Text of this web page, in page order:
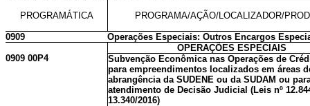
PROGRAMÁTICA PROGRAMA/AÇÃO/LOCALIZADOR/
0909
Operações Especiais: Outros Encargos
OPERAÇÕES ESPECIAIS
0909 00P4
Subvenção Econômica nas Operações de
para empreendimentos localizados em áreas
abrangência da SUDENE ou da SUDAM ou
atendimento de Decisão Judicial (Leis nº
13.340/2016)